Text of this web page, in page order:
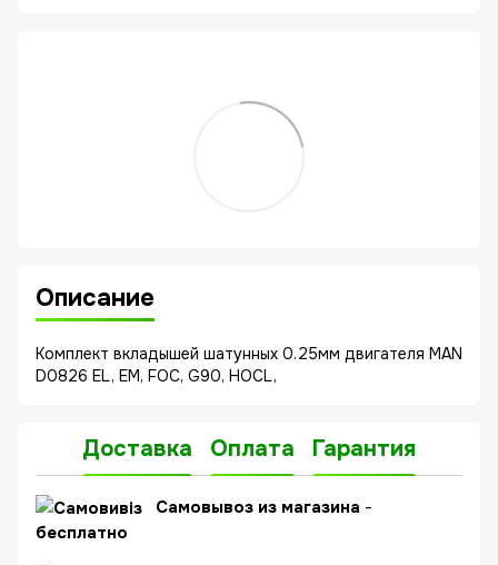
Описание
Комплект вкладышей шатунных 0.25мм двигателя MAN
D0826 EL, EM, FOC, G90, HOCL,
Доставка Оплата Гарантия
Cамовывоз из магазина -
бесплатно